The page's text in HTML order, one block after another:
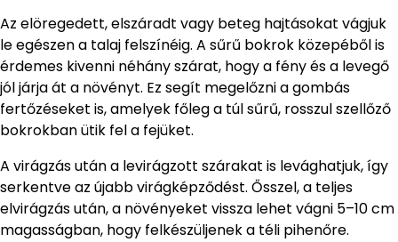
Az elöregedett, elszáradt vagy beteg hajtásokat vágjuk
le egészen a talaj felszínéig. A sűrű bokrok közepéből is
érdemes kivenni néhány szárat, hogy a fény és a levegő
jól járja át a növényt. Ez segít megelőzni a gombás
fertőzéseket is, amelyek főleg a túl sűrű, rosszul szellőző
bokrokban ütik fel a fejüket.
A virágzás után a levirágzott szárakat is levághatjuk, így
serkentve az újabb virágképződést. Ősszel, a teljes
elvirágzás után, a növényeket vissza lehet vágni 5–10 cm
magasságban, hogy felkészüljenek a téli pihenőre.